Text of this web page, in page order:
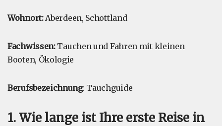
Wohnort:Aberdeen, Schottland
Fachwissen: Tauchen und Fahren mit kleinen
Booten, Ökologie
Berufsbezeichnung: Tauchguide
1. Wie lange ist Ihre erste Reise in